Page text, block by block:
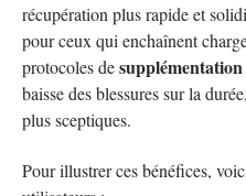
récupération plus rapide et
pour ceux qui enchaînent
protocoles de
baisse des blessures sur la
plus sceptiques.
Pour illustrer ces bénéfices,